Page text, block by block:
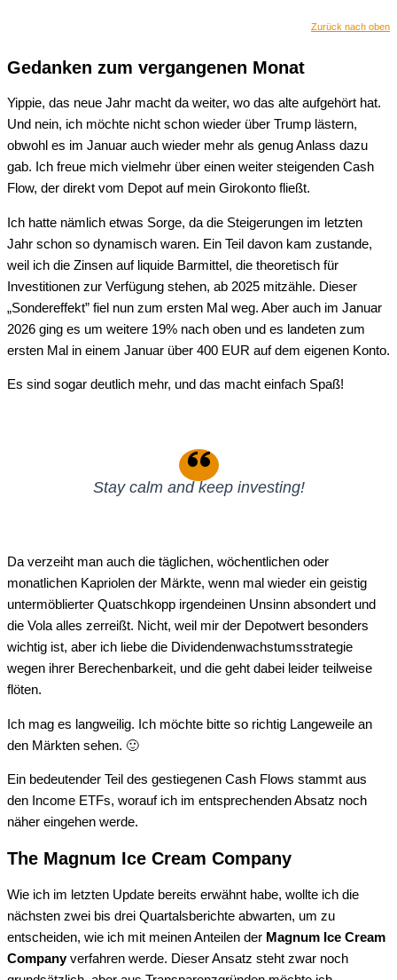
Zurück nach oben
Gedanken zum vergangenen Monat
Yippie, das neue Jahr macht da weiter, wo das alte aufgehört hat.
Und nein, ich möchte nicht schon wieder über Trump lästern,
obwohl es im Januar auch wieder mehr als genug Anlass dazu
gab. Ich freue mich vielmehr über einen weiter steigenden Cash
Flow, der direkt vom Depot auf mein Girokonto fließt.
Ich hatte nämlich etwas Sorge, da die Steigerungen im letzten
Jahr schon so dynamisch waren. Ein Teil davon kam zustande,
weil ich die Zinsen auf liquide Barmittel, die theoretisch für
Investitionen zur Verfügung stehen, ab 2025 mitzähle. Dieser
„Sondereffekt” fiel nun zum ersten Mal weg. Aber auch im Januar
2026 ging es um weitere 19% nach oben und es landeten zum
ersten Mal in einem Januar über 400 EUR auf dem eigenen Konto.
Es sind sogar deutlich mehr, und das macht einfach Spaß!
Stay calm and keep investing!
Da verzeiht man auch die täglichen, wöchentlichen oder
monatlichen Kapriolen der Märkte, wenn mal wieder ein geistig
untermöblierter Quatschkopp irgendeinen Unsinn absondert und
die Vola alles zerreißt. Nicht, weil mir der Depotwert besonders
wichtig ist, aber ich liebe die Dividendenwachstumsstrategie
wegen ihrer Berechenbarkeit, und die geht dabei leider teilweise
flöten.
Ich mag es langweilig. Ich möchte bitte so richtig Langeweile an
den Märkten sehen. 🙂
Ein bedeutender Teil des gestiegenen Cash Flows stammt aus
den Income ETFs, worauf ich im entsprechenden Absatz noch
näher eingehen werde.
The Magnum Ice Cream Company
Wie ich im letzten Update bereits erwähnt habe, wollte ich die
nächsten zwei bis drei Quartalsberichte abwarten, um zu
entscheiden, wie ich mit meinen Anteilen der Magnum Ice Cream
Companyverfahren werde. Dieser Ansatz steht zwar noch